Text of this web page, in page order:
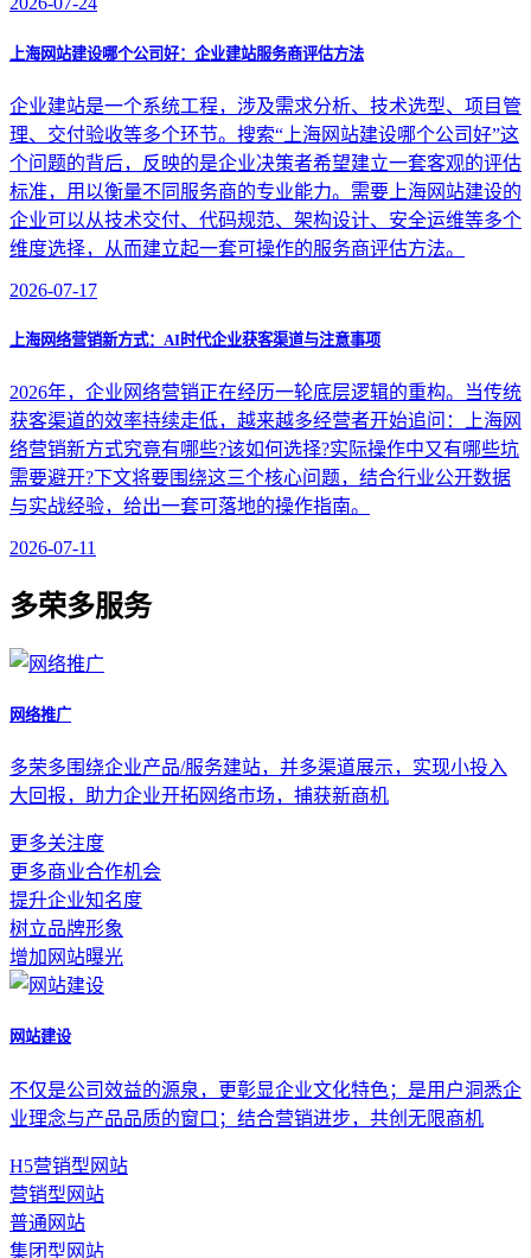
上海网站建设哪个公司好：企业建站服务商评估方法
企业建站是一个系统工程，涉及需求分析、技术选型、项目管
理、交付验收等多个环节。搜索“上海网站建设哪个公司好”这
个问题的背后，反映的是企业决策者希望建立一套客观的评估
标准，用以衡量不同服务商的专业能力。需要上海网站建设的
企业可以从技术交付、代码规范、架构设计、安全运维等多个
维度选择，从而建立起一套可操作的服务商评估方法。
2026-07-17
上海网络营销新方式：AI时代企业获客渠道与注意事项
2026年，企业网络营销正在经历一轮底层逻辑的重构。当传统
获客渠道的效率持续走低，越来越多经营者开始追问：上海网
络营销新方式究竟有哪些?该如何选择?实际操作中又有哪些坑
需要避开?下文将要围绕这三个核心问题，结合行业公开数据
与实战经验，给出一套可落地的操作指南。
2026-07-11
多荣多服务
网络推广
多荣多围绕企业产品/服务建站，并多渠道展示，实现小投入
大回报，助力企业开拓网络市场，捕获新商机
更多关注度
更多商业合作机会
提升企业知名度
树立品牌形象
增加网站曝光
网站建设
不仅是公司效益的源泉，更彰显企业文化特色；是用户洞悉企
业理念与产品品质的窗口；结合营销进步，共创无限商机
H5营销型网站
营销型网站
普通网站
集团型网站